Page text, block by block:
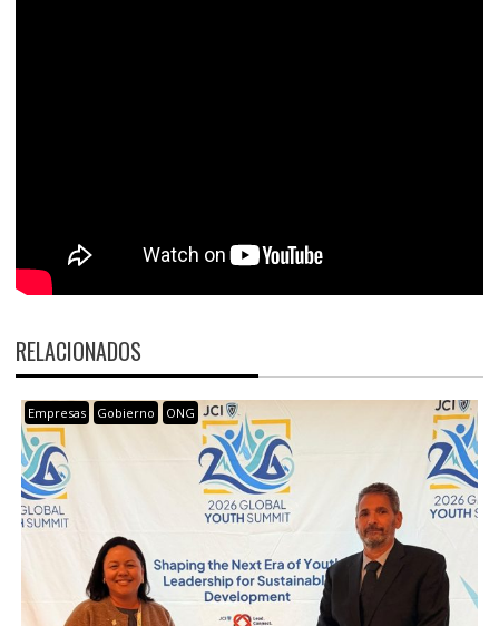
RELACIONADOS
Empresas Gobierno ONG